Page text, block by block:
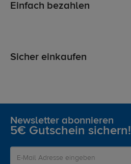
Einfach bezahlen
Sicher einkaufen
Newsletter abonnieren
5€ Gutschein sichern!